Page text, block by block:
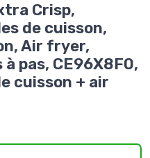
Crisp,
de cuisson,
Air fryer,
pas, CE96X8F0,
cuisson + air